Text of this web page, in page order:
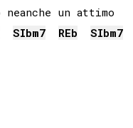
SIbm7 REb SIbm7